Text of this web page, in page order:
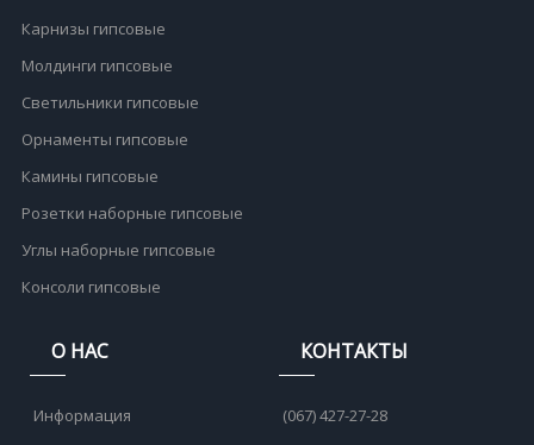
Карнизы гипсовые
Молдинги гипсовые
Светильники гипсовые
Орнаменты гипсовые
Камины гипсовые
Розетки наборные гипсовые
Углы наборные гипсовые
Консоли гипсовые
О НАС
Информация
КОНТАКТЫ
(067) 427-27-28